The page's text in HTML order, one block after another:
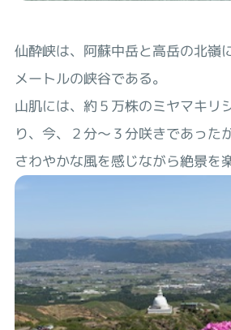
仙酔峡は、阿蘇中岳と高岳の北嶺
メートルの峡谷である。
山肌には、約５万株のミヤマキリ
り、今、２分～３分咲きであった
さわやかな風を感じながら絶景を